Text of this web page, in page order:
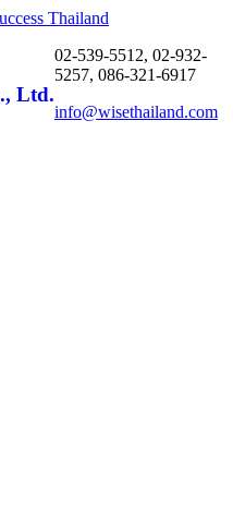
Ltd.
02-539-5512, 02-932-
5257, 086-321-6917
info@wisethailand.com